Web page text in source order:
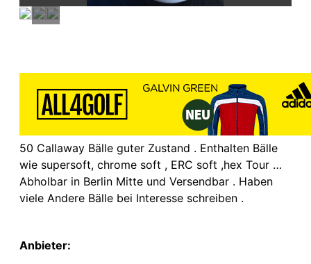
50 Callaway Bälle guter Zustand . Enthalten Bälle
wie supersoft, chrome soft , ERC soft ,hex Tour …
Abholbar in Berlin Mitte und Versendbar . Haben
viele Andere Bälle bei Interesse schreiben .
Anbieter: